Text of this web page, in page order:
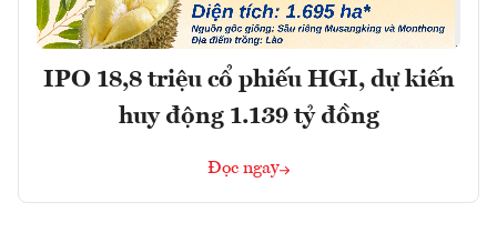
IPO 18,8 triệu cổ phiếu HGI, dự kiến
huy động 1.139 tỷ đồng
Đọc ngay